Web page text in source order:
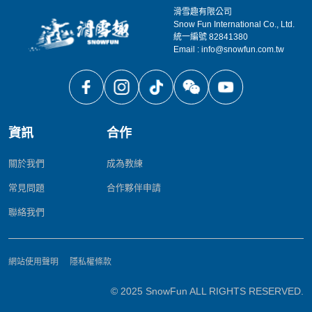
滑雪趣有限公司
Snow Fun International Co., Ltd.
統一編號 82841380
Email : info@snowfun.com.tw
資訊
關於我們
常見問題
聯絡我們
合作
成為教練
合作夥伴申請
網站使用聲明 隱私權條款
© 2025 SnowFun ALL RIGHTS RESERVED.